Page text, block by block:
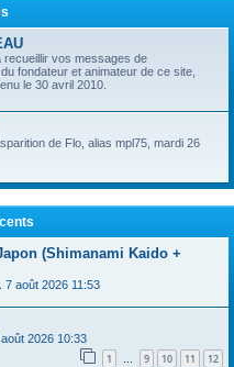
recueillir vos messages de
fondateur et animateur de ce site,
le 30 avril 2010.
de Flo, alias mpl75, mardi 26
(Shimanami Kaido +
7 août 2026 11:53
2026 10:33
1 … 9 10 11 12